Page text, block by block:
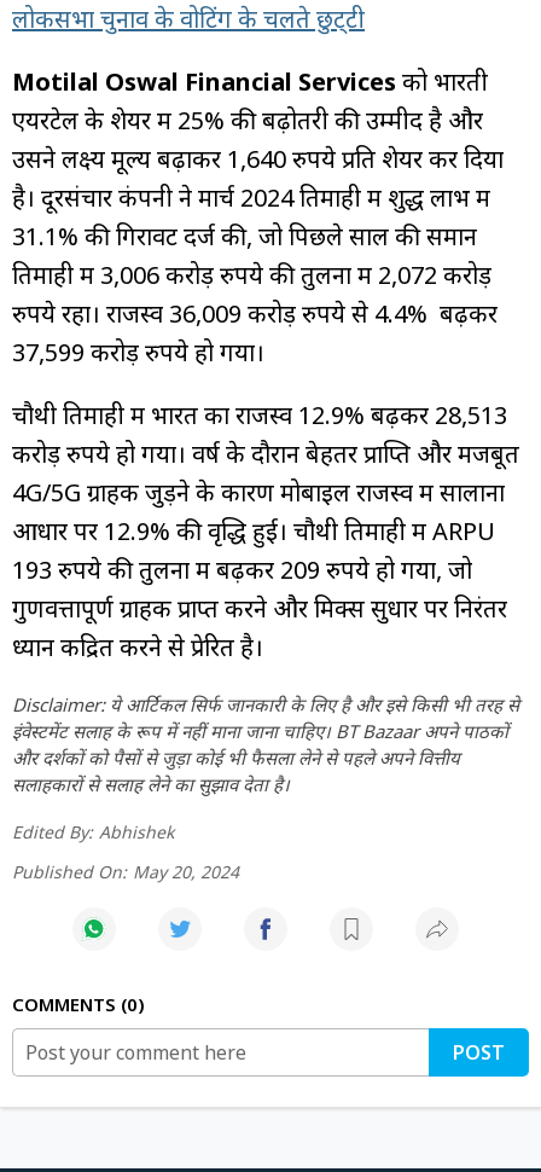
लोकसभा चुनाव के वोटिंग के चलते छुट्‌टी
Motilal Oswal Financial Services को भारती
एयरटेल के शेयर में 25% की बढ़ोतरी की उम्मीद है और
उसने लक्ष्य मूल्य बढ़ाकर 1,640 रुपये प्रति शेयर कर दिया
है। दूरसंचार कंपनी ने मार्च 2024 तिमाही में शुद्ध लाभ में
31.1% की गिरावट दर्ज की, जो पिछले साल की समान
तिमाही में 3,006 करोड़ रुपये की तुलना में 2,072 करोड़
रुपये रहा। राजस्व 36,009 करोड़ रुपये से 4.4% बढ़कर
37,599 करोड़ रुपये हो गया।
चौथी तिमाही में भारत का राजस्व 12.9% बढ़कर 28,513
करोड़ रुपये हो गया। वर्ष के दौरान बेहतर प्राप्ति और मजबूत
4G/5G ग्राहक जुड़ने के कारण मोबाइल राजस्व में सालाना
आधार पर 12.9% की वृद्धि हुई। चौथी तिमाही में ARPU
193 रुपये की तुलना में बढ़कर 209 रुपये हो गया, जो
गुणवत्तापूर्ण ग्राहक प्राप्त करने और मिक्स सुधार पर निरंतर
ध्यान केंद्रित करने से प्रेरित है।
Disclaimer: ये आर्टिकल सिर्फ जानकारी के लिए है और इसे किसी भी तरह से
इंवेस्टमेंट सलाह के रूप में नहीं माना जाना चाहिए। BT Bazaar अपने पाठकों
और दर्शकों को पैसों से जुड़ा कोई भी फैसला लेने से पहले अपने वित्तीय
सलाहकारों से सलाह लेने का सुझाव देता है।
Edited By: Abhishek
Published On: May 20, 2024
COMMENTS 0
POST